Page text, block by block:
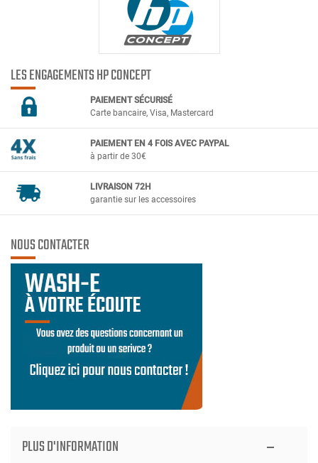
LES ENGAGEMENTS HP CONCEPT
PAIEMENT SÉCURISÉ
Carte bancaire, Visa, Mastercard
PAIEMENT EN 4 FOIS AVEC PAYPAL
à partir de 30€
LIVRAISON 72H
garantie sur les accessoires
NOUS CONTACTER
PLUS D'INFORMATION